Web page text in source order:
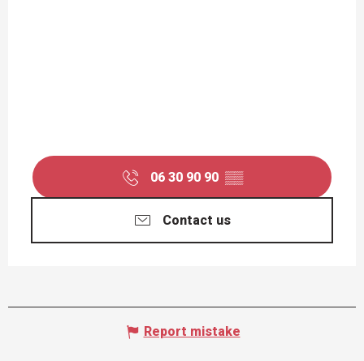
06 30 90 90 ▒▒
Contact us
Report mistake